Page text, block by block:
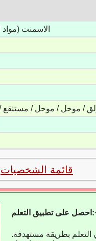
الاسمنت (مواد
/ موحل / موحل / مستنقع
قائمة الشخصيات
احصل على تطبيق التعلم:
بطريقة مستهدفة.